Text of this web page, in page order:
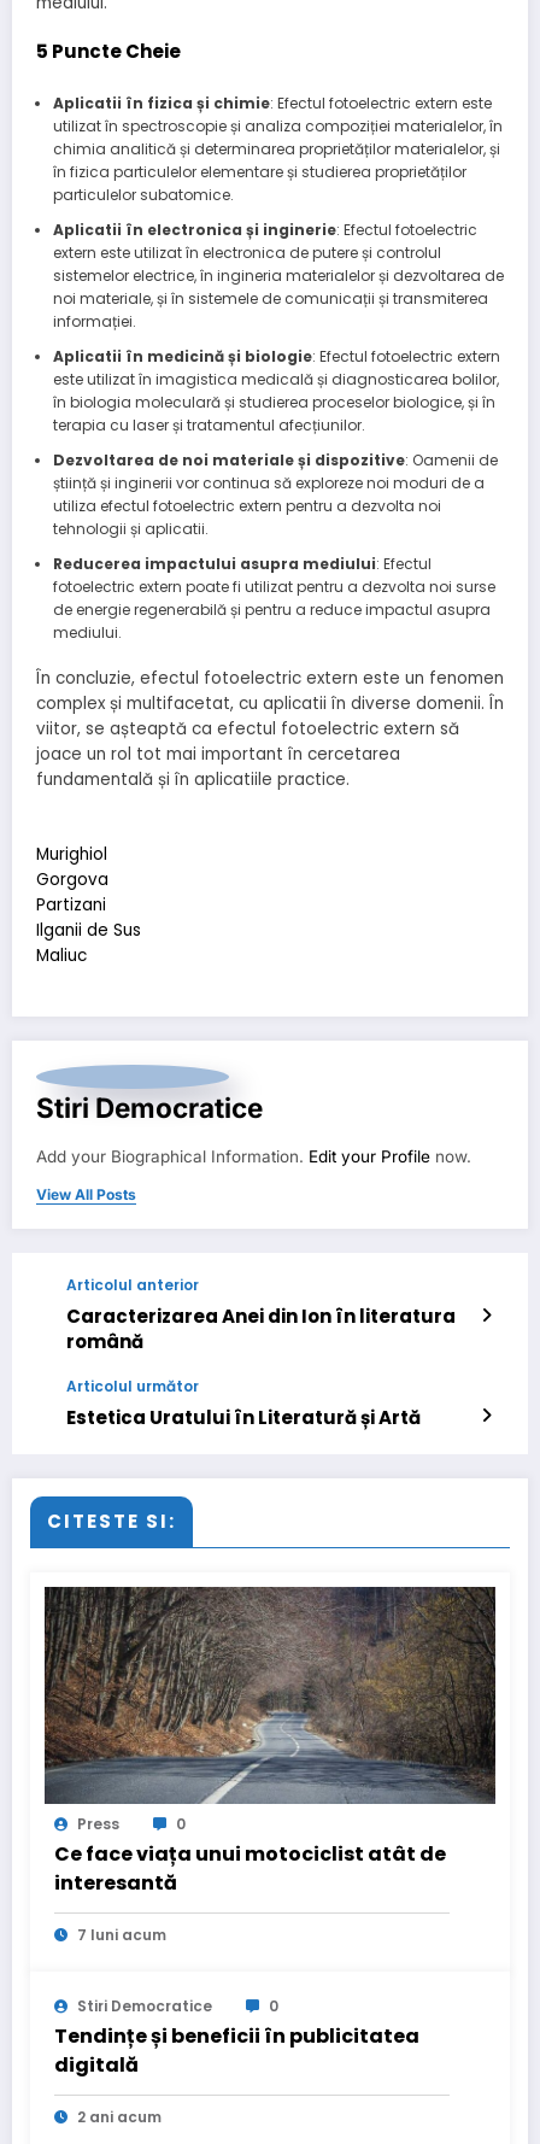
5 Puncte Cheie
Aplicatii în fizica și chimie: Efectul fotoelectric extern este
utilizat în spectroscopie și analiza compoziției materialelor, în
chimia analitică și determinarea proprietăților materialelor, și
în fizica particulelor elementare și studierea proprietăților
particulelor subatomice.
Aplicatii în electronica și inginerie: Efectul fotoelectric
extern este utilizat în electronica de putere și controlul
sistemelor electrice, în ingineria materialelor și dezvoltarea de
noi materiale, și în sistemele de comunicații și transmiterea
informației.
Aplicatii în medicină și biologie: Efectul fotoelectric extern
este utilizat în imagistica medicală și diagnosticarea bolilor,
în biologia moleculară și studierea proceselor biologice, și în
terapia cu laser și tratamentul afecțiunilor.
Dezvoltarea de noi materiale și dispozitive: Oamenii de
știință și inginerii vor continua să exploreze noi moduri de a
utiliza efectul fotoelectric extern pentru a dezvolta noi
tehnologii și aplicatii.
Reducerea impactului asupra mediului: Efectul
fotoelectric extern poate fi utilizat pentru a dezvolta noi surse
de energie regenerabilă și pentru a reduce impactul asupra
mediului.
În concluzie, efectul fotoelectric extern este un fenomen
complex și multifacetat, cu aplicatii în diverse domenii. În
viitor, se așteaptă ca efectul fotoelectric extern să
joace un rol tot mai important în cercetarea
fundamentală și în aplicatiile practice.
Murighiol
Gorgova
Partizani
Ilganii de Sus
Maliuc
Stiri Democratice
Add your Biographical Information. Edit your Profile now.
View All Posts
Articolul anterior
Caracterizarea Anei din Ion în literatura
română
Articolul următor
Estetica Uratului în Literatură și Artă
CITESTE SI:
Press 0
Ce face viața unui motociclist atât de
interesantă
7 luni acum
Stiri Democratice 0
Tendințe și beneficii în publicitatea
digitală
2 ani acum